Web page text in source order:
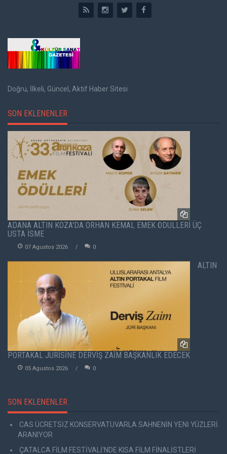
Doğru, İlkeli, Güncel, Aktif Haber Sitesi
SON EKLENENLER
ADANA ALTIN KOZA'DA ORHAN KEMAL EMEK ÖDÜLLERİ ÜÇ
USTA İSME
07 Agustos 2026 0
ALTIN
PORTAKAL JÜRİSİNE DERVİŞ ZAİM BAŞKANLIK EDECEK
05 Agustos 2026 0
SON EKLENENLER
CAS ÜCRETSİZ KONSERVATUVARLA SAHNENİN YENİ YÜZLERİ
ARANIYOR
ÇATALCA FİLM FESTİVALİ'NDE KISA FİLM FİNALİSTLERİ